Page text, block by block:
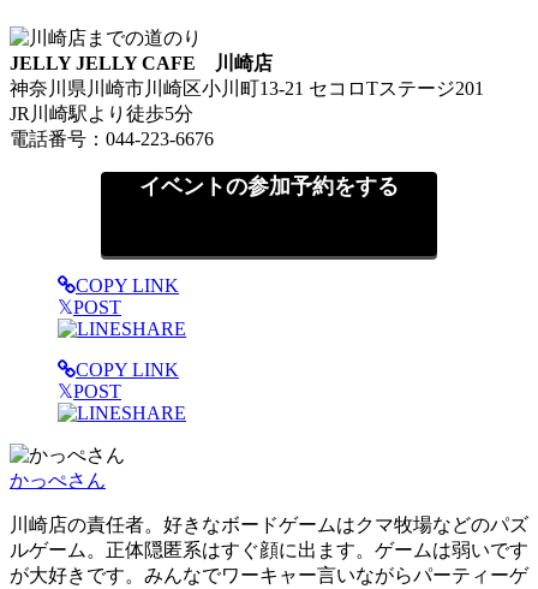
JELLY JELLY CAFE 川崎店
神奈川県川崎市川崎区小川町13-21 セコロTステージ201
JR川崎駅より徒歩5分
電話番号：044-223-6676
イベントの参加予約をする
COPY LINK
𝕏POST
SHARE
COPY LINK
𝕏POST
SHARE
かっぺさん
川崎店の責任者。好きなボードゲームはクマ牧場などのパズ
ルゲーム。正体隠匿系はすぐ顔に出ます。ゲームは弱いです
が大好きです。みんなでワーキャー言いながらパーティーゲ